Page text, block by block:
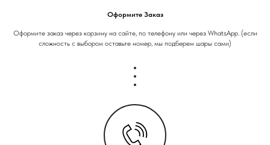
Оформите Заказ
Оформите заказ через корзину на сайте, по телефону или через WhatsApp. (если
сложность с выбором оставьте номер, мы подберем шары сами)